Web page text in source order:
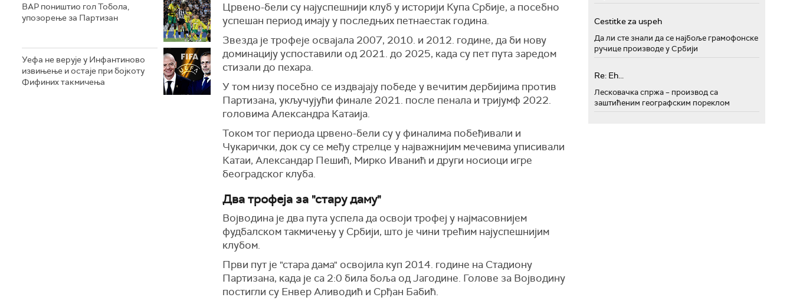
ВАР поништио гол Тобола,
упозорење за Партизан
Уефа не верује у Инфантиново
извињење и остаје при бојкоту
Фифиних такмичења
Црвено-бели су најуспешнији клуб у историји Купа Србије, а посебно
успешан период имају у последњих петнаестак година.
Звезда је трофеје освајала 2007, 2010. и 2012. године, да би нову
доминацију успоставили од 2021. до 2025, када су пет пута заредом
стизали до пехара.
У том низу посебно се издвајају победе у вечитим дербијима против
Партизана, укључујући финале 2021. после пенала и тријумф 2022.
головима Александра Катаија.
Током тог периода црвено-бели су у финалима побеђивали и
Чукарички, док су се међу стрелце у најважнијим мечевима уписивали
Катаи, Александар Пешић, Мирко Иванић и други носиоци игре
београдског клуба.
Два трофеја за "стару даму"
Војводина је два пута успела да освоји трофеј у најмасовнијем
фудбалском такмичењу у Србији, што је чини трећим најуспешнијим
клубом.
Први пут је "стара дама" освојила куп 2014. године на Стадиону
Партизана, када је са 2:0 била боља од Јагодине. Голове за Војводину
постигли су Енвер Аливодић и Срђан Бабић.
Cestitke za uspeh
Да ли сте знали да се најбоље грамофонске
ручице производе у Србији
Re: Eh...
Лесковачка спржа – производ са
заштићеним географским пореклом